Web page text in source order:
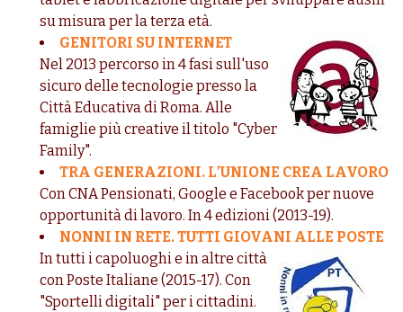
su misura per la terza età.
GENITORI SU INTERNET
Nel 2013 percorso in 4 fasi sull'uso
sicuro delle tecnologie presso la
Città Educativa di Roma. Alle
famiglie più creative il titolo "Cyber
Family".
TRA GENERAZIONI. L’UNIONE CREA LAVORO
Con CNA Pensionati, Google e Facebook per nuove
opportunità di lavoro. In 4 edizioni (2013-19).
NONNI IN RETE. TUTTI GIOVANI ALLE POSTE
In tutti i capoluoghi e in altre città
con Poste Italiane (2015-17). Con
"Sportelli digitali" per i cittadini.